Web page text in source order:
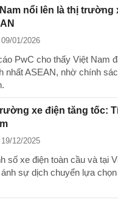
nổi lên là thị
01/2026
PwC cho thấy Việt Nam
nhất ASEAN, nhờ chính
xe điện tăng tốc:
12/2025
số xe điện toàn cầu và tại
ánh sự dịch chuyển lựa